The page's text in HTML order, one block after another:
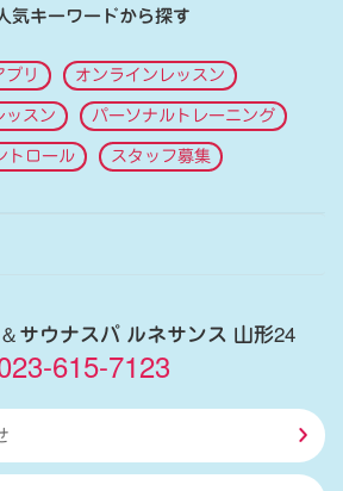
気キーワードから探す
プリ オンラインレッスン
ッスン パーソナルトレーニング
トロール スタッフ募集
＆サウナスパ ルネサンス 山形24
615-7123